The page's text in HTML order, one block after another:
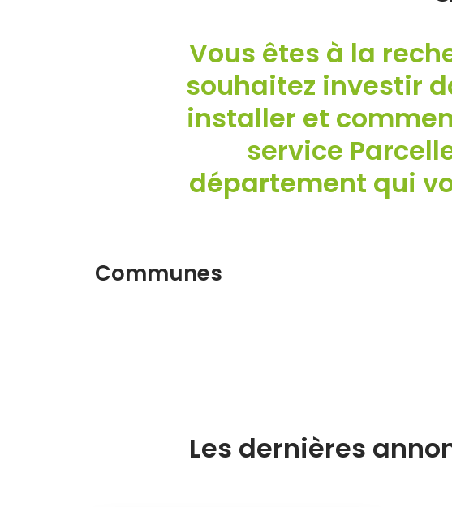
Vous êtes à la
souhaitez investir
installer et
service
département qui
Communes
Les dernières